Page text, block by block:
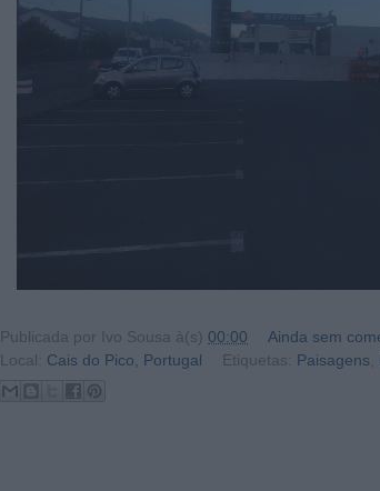
Publicada por Ivo Sousa à(s) 00:00
Ainda sem
Local: Cais do Pico, Portugal Etiquetas: Paisagens